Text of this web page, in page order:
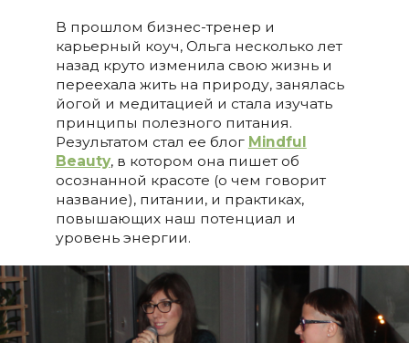
В прошлом бизнес-тренер и
карьерный коуч, Ольга несколько лет
назад круто изменила свою жизнь и
переехала жить на природу, занялась
йогой и медитацией и стала изучать
принципы полезного питания.
Результатом стал ее блог Mindful
Beauty, в котором она пишет об
осознанной красоте (о чем говорит
название), питании, и практиках,
повышающих наш потенциал и
уровень энергии.